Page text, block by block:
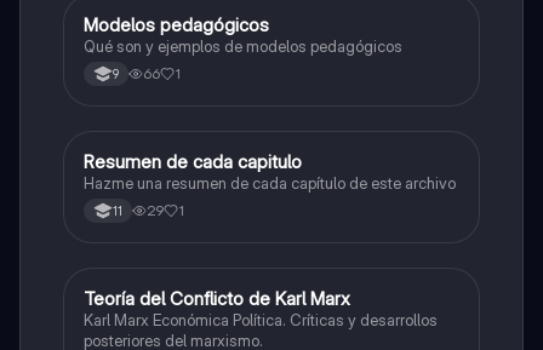
Sociales/Historia
Modelos pedagógicos
Qué son y ejemplos de modelos pedagógicos
9 66 1
Sociales/Historia
Resumen de cada capitulo
Hazme una resumen de cada capítulo de este archivo
11 29 1
Sociales/Historia
Teoría del Conflicto de Karl Marx
Karl Marx Económica Política. Críticas y desarrollos
posteriores del marxismo.